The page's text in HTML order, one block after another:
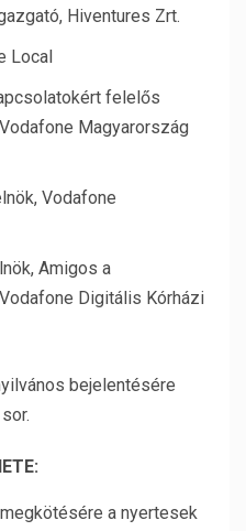
Hiventures Zrt.
Local
felelős
Magyarország
Vodafone
Amigos a
Digitális Kórházi
bejelentésére
a nyertesek